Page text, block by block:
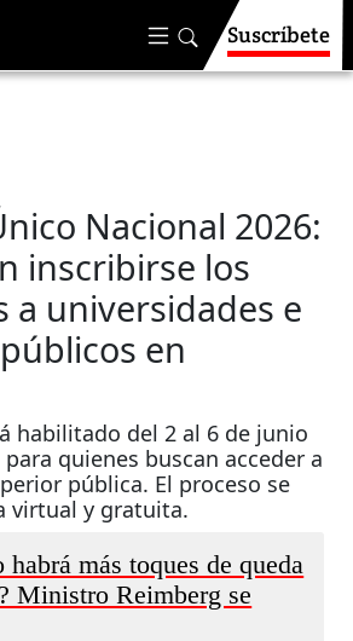
Suscríbete
Nacional 2026:
inscribirse los
a universidades e
en
habilitado del 2 al 6 de junio
quienes buscan acceder a
pública. El proceso se
virtual y gratuita.
habrá más toques de queda
Ministro Reimberg se